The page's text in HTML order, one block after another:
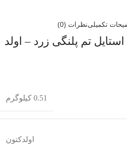
تکمیلینظرات (0)
تم پلنگی زرد – اولد
0.51 کیلوگرم
اولدکتون